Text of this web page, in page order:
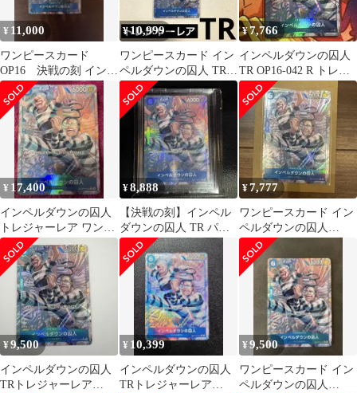
¥ 11,000
ワンピースカード
OP16 決戦の刻 インペ
ルダウンの囚人 パラレ
ル
¥10,999
ワンピースカード イン
ペルダウンの囚人 TR
パラレル R OP16-042
¥7,766
インペルダウンの囚人
TR OP16-042 R トレジ
ャーレア パラレル
¥ 17,400
インペルダウンの囚人
トレジャーレア ワンピ
ースカード 即日発送可
能
¥8,888
【決戦の刻】インペル
ダウンの囚人 TR パラ
レル トレジャーレア
¥7,777
ワンピースカード イン
ペルダウンの囚人
OP16-042 決戦の刻
¥9,500
インペルダウンの囚人
TRトレジャーレア
¥ 10,399
インペルダウンの囚人
TRトレジャーレア
¥9,500
ワンピースカード イン
ペルダウンの囚人